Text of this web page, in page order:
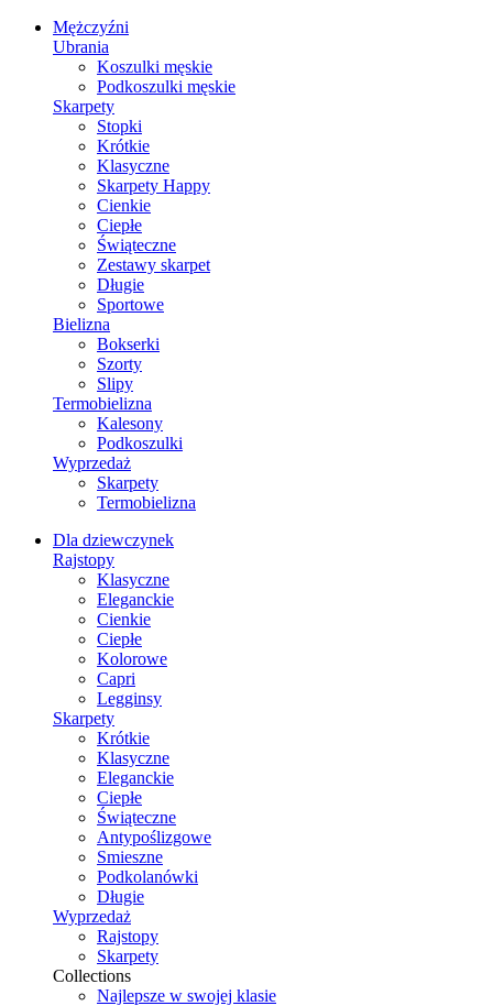
Mężczyźni
Ubrania
Koszulki męskie
Podkoszulki męskie
Skarpety
Stopki
Krótkie
Klasyczne
Skarpety Happy
Cienkie
Ciepłe
Świąteczne
Zestawy skarpet
Długie
Sportowe
Bielizna
Bokserki
Szorty
Slipy
Termobielizna
Kalesony
Podkoszulki
Wyprzedaż
Skarpety
Termobielizna
Dla dziewczynek
Rajstopy
Klasyczne
Eleganckie
Cienkie
Ciepłe
Kolorowe
Capri
Legginsy
Skarpety
Krótkie
Klasyczne
Eleganckie
Ciepłe
Świąteczne
Antypoślizgowe
Smieszne
Podkolanówki
Długie
Wyprzedaż
Rajstopy
Skarpety
Collections
Najlepsze w swojej klasie